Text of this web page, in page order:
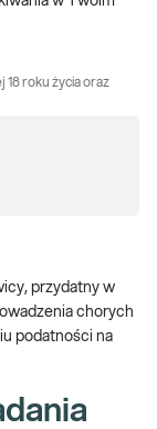
18 roku życia oraz
przydatny w
chorych
podatności na